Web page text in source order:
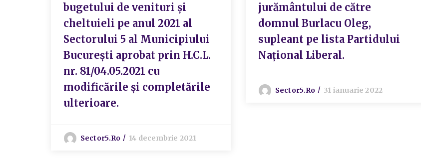
bugetului de venituri și
cheltuieli pe anul 2021 al
Sectorului 5 al Municipiului
București aprobat prin H.C.L.
nr. 81/04.05.2021 cu
modificările și completările
ulterioare.
Sector5.ro 14 decembrie 2021
jurământului de către
domnul Burlacu Oleg,
supleant pe lista Partidului
Național Liberal.
Sector5.ro 31 ianuarie 2022